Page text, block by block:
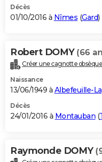
Décès
01/10/2016 à Nîmes (Gard)
Robert DOMY (66
Créer une cagnotte
Naissance
13/06/1949 à Albefeuille-
Décès
24/01/2016 à Montauban (
Raymonde DOMY